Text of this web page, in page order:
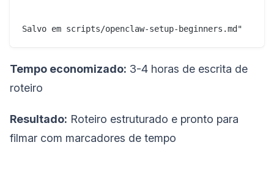
Tempo economizado: 3-4 horas de escrita de
roteiro
Resultado: Roteiro estruturado e pronto para
filmar com marcadores de tempo